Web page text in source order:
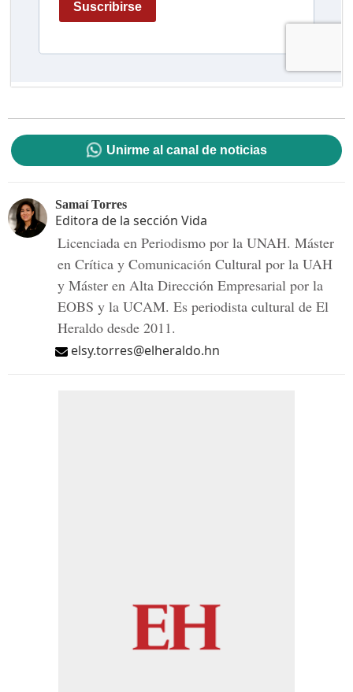
Unirme al canal de noticias
Samaí Torres
Editora de la sección Vida
Licenciada en Periodismo por la UNAH. Máster
en Crítica y Comunicación Cultural por la UAH
y Máster en Alta Dirección Empresarial por la
EOBS y la UCAM. Es periodista cultural de El
Heraldo desde 2011.
elsy.torres@elheraldo.hn